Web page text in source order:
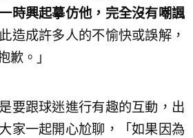
時興起摹仿他，完全沒有嘲諷
造成許多人的不愉快或誤解，
歉。」
要跟球迷進行有趣的互動，出
家一起開心尬聊，「如果因為